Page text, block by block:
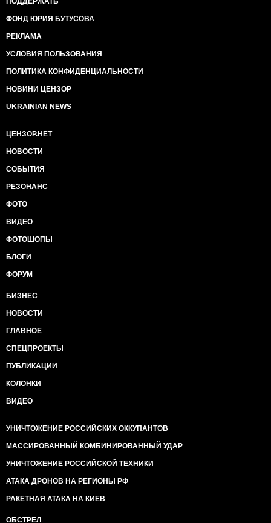
ФОНД ЮРИЯ БУТУСОВА
РЕКЛАМА
УСЛОВИЯ ПОЛЬЗОВАНИЯ
ПОЛИТИКА КОНФИДЕНЦИАЛЬНОСТИ
НОВИНИ ЦЕНЗОР
UKRAINIAN NEWS
ЦЕНЗОР.НЕТ
НОВОСТИ
СОБЫТИЯ
РЕЗОНАНС
ФОТО
ВИДЕО
ФОТОШОПЫ
БЛОГИ
ФОРУМ
БИЗНЕС
НОВОСТИ
ГЛАВНОЕ
СПЕЦПРОЕКТЫ
ПУБЛИКАЦИИ
КОЛОНКИ
ВИДЕО
УНИЧТОЖЕНИЕ РОССИЙСКИХ ОККУПАНТОВ
МАССИРОВАННЫЙ КОМБИНИРОВАННЫЙ УДАР
УНИЧТОЖЕНИЕ РОССИЙСКОЙ ТЕХНИКИ
АТАКА ДРОНОВ НА РЕГИОНЫ РФ
РАКЕТНАЯ АТАКА НА КИЕВ
ОБСТРЕЛ